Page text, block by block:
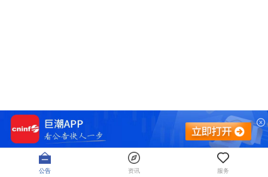
公告 资讯 服务